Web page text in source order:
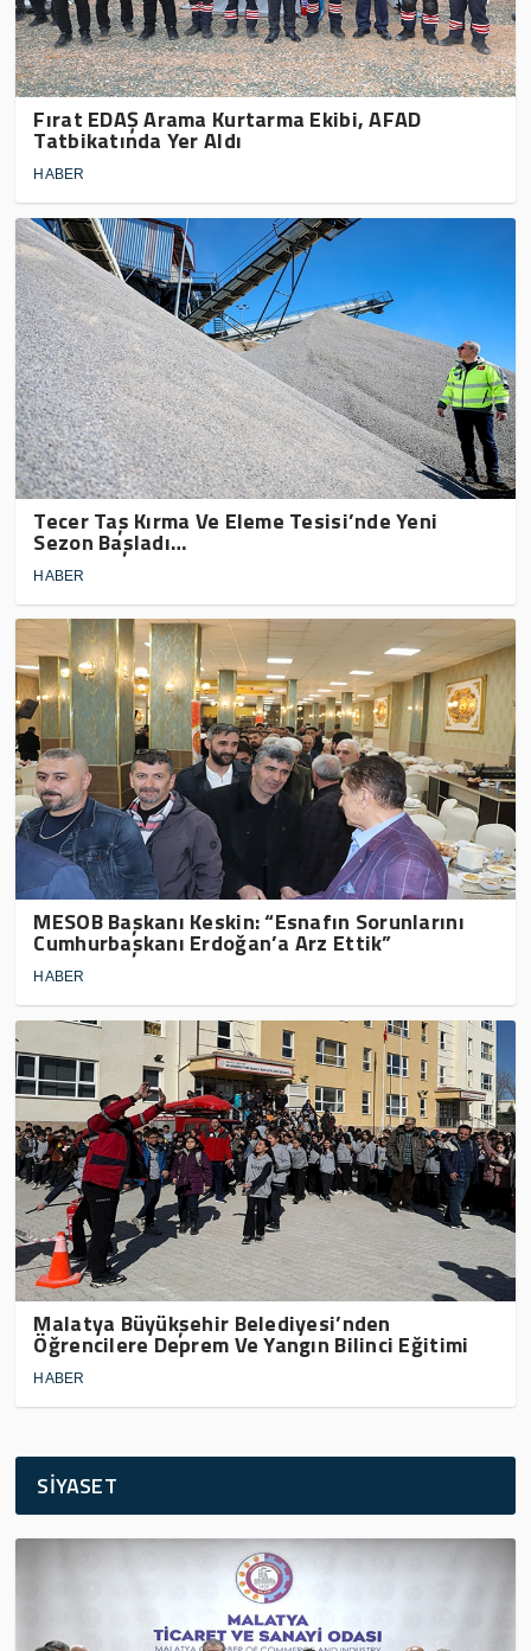
Fırat EDAŞ Arama Kurtarma Ekibi, AFAD
Tatbikatında Yer Aldı
HABER
Tecer Taş Kırma Ve Eleme Tesisi’nde Yeni
Sezon Başladı…
HABER
MESOB Başkanı Keskin: “Esnafın Sorunlarını
Cumhurbaşkanı Erdoğan’a Arz Ettik”
HABER
Malatya Büyükşehir Belediyesi’nden
Öğrencilere Deprem Ve Yangın Bilinci Eğitimi
HABER
SİYASET